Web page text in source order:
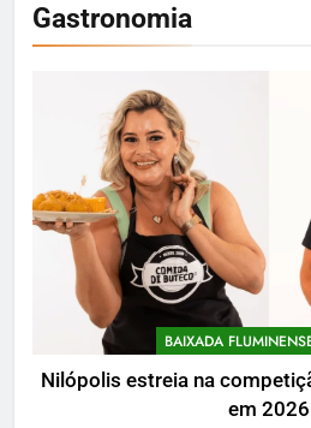
Gastronomia
BAIXADA
Nilópolis estreia na
em 2026